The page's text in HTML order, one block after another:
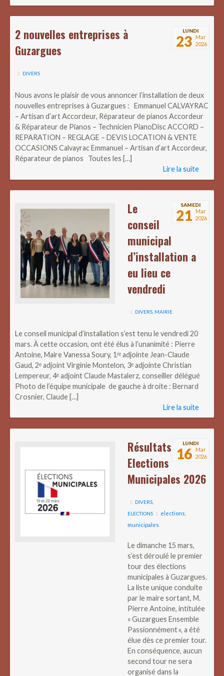
LUNDI
23 Mar
2026
2 nouvelles entreprises à
Guzargues
DIVERS
Nous avons le plaisir de vous annoncer l’installation de deux
nouvelles entreprises à Guzargues : Emmanuel CALVAYRAC
– Artisan d’art Accordeur, Réparateur de pianos Accordeur
& Réparateur de Pianos – Technicien PianoDisc ACCORD –
REPARATION – REGLAGE – DEVIS LOCATION & VENTE
OCCASIONS Calvayrac Emmanuel – Artisan d’art Accordeur,
Réparateur de pianos Toutes les […]
Lire la suite
SAMEDI
21 Mar
2026
Le
conseil
municipal
d’installation a
eu lieu ce
vendredi
DIVERS MAIRIE
Le conseil municipal d’installation s’est tenu le vendredi 20
mars. À cette occasion, ont été élus à l’unanimité : Pierre
Antoine, Maire Vanessa Soury, 1ʳᵉ adjointe Jean-Claude
Gaud, 2ᵉ adjoint Virginie Montelon, 3ᵉ adjointe Christian
Lempereur, 4ᵉ adjoint Claude Mastalerz, conseiller délégué
Photo de l’équipe municipale de gauche à droite : Bernard
Crosnier, Claude […]
Lire la suite
LUNDI
16 Mar
2026
Résultats
Elections
Municipales 2026
DIVERS
ELECTIONS
elections
municipales
Le dimanche 15 mars,
s’est déroulé le premier
tour des élections
municipales à Guzargues.
La liste unique conduite
par le maire sortant, M.
Pierre Antoine, intitulée
« Guzargues Ensemble
Passionnément », a été
élue dès ce premier tour.
En conséquence, aucun
second tour ne sera
organisé dans la